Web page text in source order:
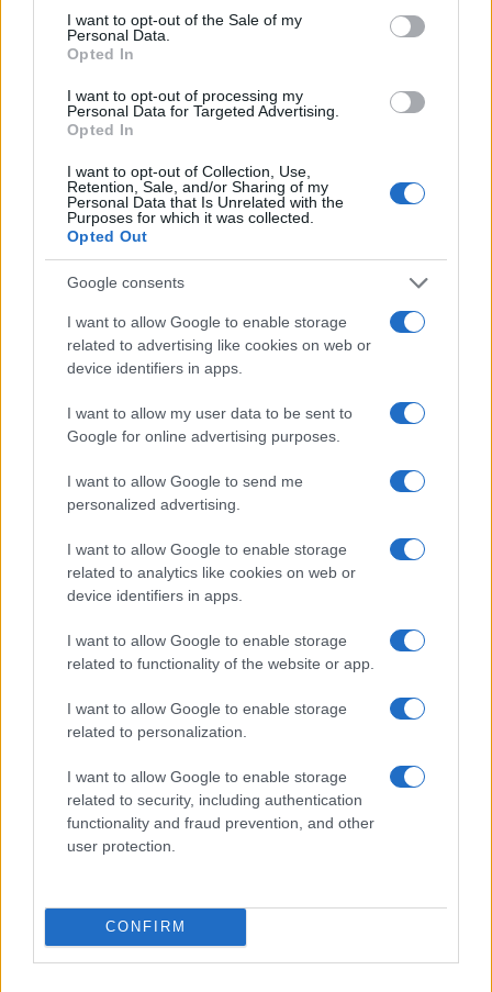
consent section.
I want to opt-out of the Sale of my
Personal Data.
Opted In
I want to opt-out of processing my
Personal Data for Targeted Advertising.
Opted In
I want to opt-out of Collection, Use,
Retention, Sale, and/or Sharing of my
Personal Data that Is Unrelated with the
Purposes for which it was collected.
Opted Out
Google consents
I want to allow Google to enable storage
related to advertising like cookies on web or
device identifiers in apps.
I want to allow my user data to be sent to
Google for online advertising purposes.
I want to allow Google to send me
personalized advertising.
I want to allow Google to enable storage
related to analytics like cookies on web or
device identifiers in apps.
I want to allow Google to enable storage
related to functionality of the website or app.
I want to allow Google to enable storage
related to personalization.
I want to allow Google to enable storage
related to security, including authentication
functionality and fraud prevention, and other
user protection.
CONFIRM
Approfondimenti ed eccezioni
operative
In contesti condivisi o su dispositivi non dedicati, le
API keysnon dovrebbero mai risiedere in file locali
persistenti; preferire sessioni temporanee eagent
che recuperano segreti solo al bisogno. In sistemi
offline oair-gappedprivilegiare modelli locali e
politiche di approvvigionamento dati chiuse. Per
casi regolamentati, rafforzaredata minimization
crittografia a riposo e in transito, e piani di risposta
agli incidenti con ruoli definiti. Se si automatizzano
azioni sul sistema, usare sandbox, chroot o
container con permessi ridotti eno-network
quando applicabile.
filtri aggressivi può aumentare i falsi positivi; in tali
situazioni è utile una modalità di
deve essere estremamente rigido, prevedereself-
riformattazione) prima di scartare la risposta. Le
policy funzionano meglio se documentate come
checklist brevi: chiavi protette, input sanitizzati,
output validati, log sicuri, test locali periodici. Una
pratica costante trasforma le regole in abitudini